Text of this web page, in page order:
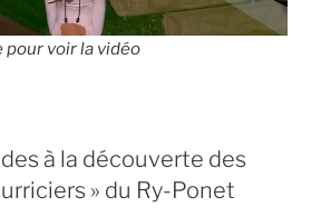
pour voir la vidéo
à la découverte des
» du Ry-Ponet